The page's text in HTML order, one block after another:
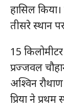
हासिल किया।
तीसरे स्थान
15
प्रज्जवल
अश्विन
प्रिया ने प्रथम